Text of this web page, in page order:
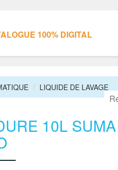
100% DIGITAL
LIQUIDE DE LAVAGE
10L